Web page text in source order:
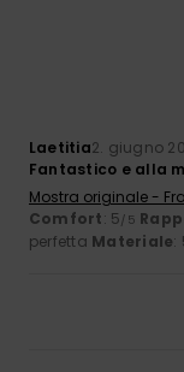
Laetitia2. giugno
Fantastico e alla
Mostra originale -
Comfort: 5/5
perfetta Materiale: